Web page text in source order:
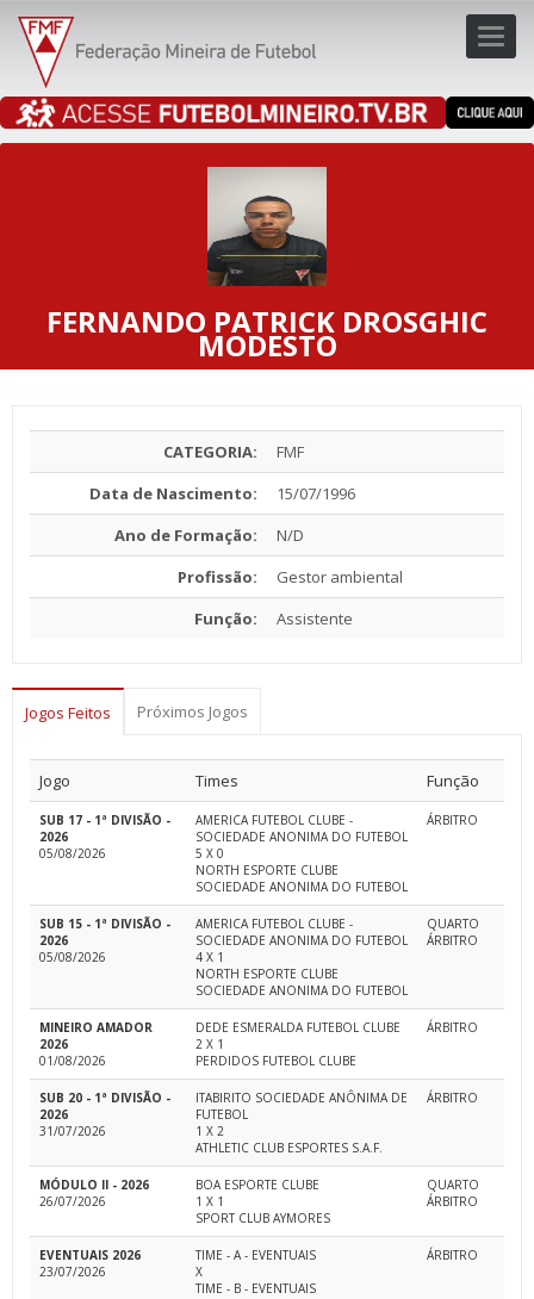
FERNANDO PATRICK DROSGHIC
MODESTO
CATEGORIA:
FMF
Data de Nascimento:
15/07/1996
Ano de Formação:
N/D
Profissão:
Gestor ambiental
Função:
Assistente
Jogos Feitos Próximos Jogos
Jogo Times Função
SUB 17 - 1ª DIVISÃO -
2026
05/08/2026
AMERICA FUTEBOL CLUBE -
SOCIEDADE ANONIMA DO FUTEBOL
5 X 0
NORTH ESPORTE CLUBE
SOCIEDADE ANONIMA DO FUTEBOL
ÁRBITRO
SUB 15 - 1ª DIVISÃO -
2026
05/08/2026
AMERICA FUTEBOL CLUBE -
SOCIEDADE ANONIMA DO FUTEBOL
4 X 1
NORTH ESPORTE CLUBE
SOCIEDADE ANONIMA DO FUTEBOL
QUARTO
ÁRBITRO
MINEIRO AMADOR
2026
01/08/2026
DEDE ESMERALDA FUTEBOL CLUBE
2 X 1
PERDIDOS FUTEBOL CLUBE
ÁRBITRO
SUB 20 - 1ª DIVISÃO -
2026
31/07/2026
ITABIRITO SOCIEDADE ANÔNIMA DE
FUTEBOL
1 X 2
ATHLETIC CLUB ESPORTES S.A.F.
ÁRBITRO
MÓDULO II - 2026
26/07/2026
BOA ESPORTE CLUBE
1 X 1
SPORT CLUB AYMORES
QUARTO
ÁRBITRO
EVENTUAIS 2026
23/07/2026
TIME - A - EVENTUAIS
X
TIME - B - EVENTUAIS
ÁRBITRO